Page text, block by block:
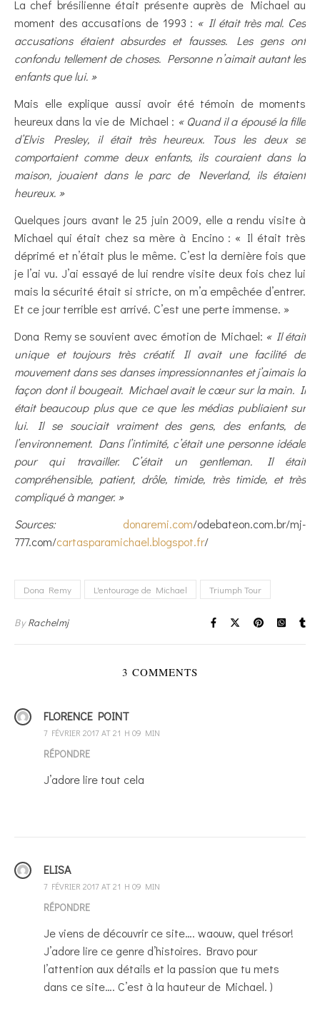
La chef brésilienne était présente auprès de Michael au
moment des accusations de 1993 : « Il était très mal. Ces
accusations étaient absurdes et fausses. Les gens ont
confondu tellement de choses. Personne n’aimait autant les
enfants que lui. »
Mais elle explique aussi avoir été témoin de moments
heureux dans la vie de Michael : « Quand il a épousé la fille
d’Elvis Presley, il était très heureux. Tous les deux se
comportaient comme deux enfants, ils couraient dans la
maison, jouaient dans le parc de Neverland, ils étaient
heureux. »
Quelques jours avant le 25 juin 2009, elle a rendu visite à
Michael qui était chez sa mère à Encino : « Il était très
déprimé et n’était plus le même. C’est la dernière fois que
je l’ai vu. J’ai essayé de lui rendre visite deux fois chez lui
mais la sécurité était si stricte, on m’a empêchée d’entrer.
Et ce jour terrible est arrivé. C’est une perte immense. »
Dona Remy se souvient avec émotion de Michael: « Il était
unique et toujours très créatif. Il avait une facilité de
mouvement dans ses danses impressionnantes et j’aimais la
façon dont il bougeait. Michael avait le cœur sur la main. Il
était beaucoup plus que ce que les médias publiaient sur
lui. Il se souciait vraiment des gens, des enfants, de
l’environnement. Dans l’intimité, c’était une personne idéale
pour qui travailler. C’était un gentleman. Il était
compréhensible, patient, drôle, timide, très timide, et très
compliqué à manger. »
Sources:
donaremi.com/odebateon.com.br/mj-
777.com/cartasparamichael.blogspot.fr/
Dona Remy L'entourage de Michael Triumph Tour
ByRachelmj
3 COMMENTS
FLORENCE POINT
7 FÉVRIER 2017 AT 21 H 09 MIN
RÉPONDRE
J’adore lire tout cela
ELISA
7 FÉVRIER 2017 AT 21 H 09 MIN
RÉPONDRE
Je viens de découvrir ce site…. waouw, quel trésor!
J’adore lire ce genre d’histoires. Bravo pour
l’attention aux détails et la passion que tu mets
dans ce site…. C’est à la hauteur de Michael. )